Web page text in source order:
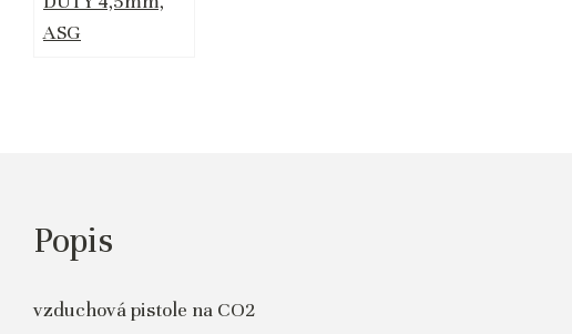
Popis
vzduchová pistole na CO2